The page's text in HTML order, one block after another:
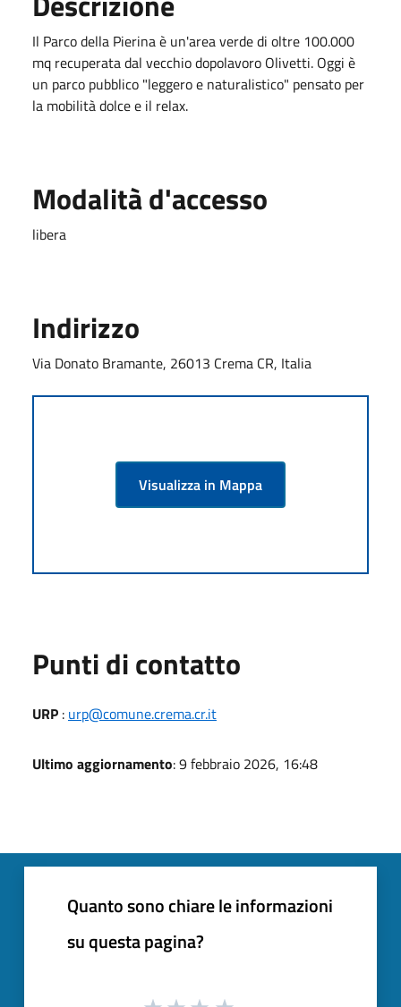
Il Parco della Pierina è un'area verde di oltre 100.000
mq recuperata dal vecchio dopolavoro Olivetti. Oggi è
un parco pubblico "leggero e naturalistico" pensato per
la mobilità dolce e il relax.
Modalità d'accesso
libera
Indirizzo
Via Donato Bramante, 26013 Crema CR, Italia
Visualizza in Mappa
Punti di contatto
URP : urp@comune.crema.cr.it
Ultimo aggiornamento: 9 febbraio 2026, 16:48
Quanto sono chiare le informazioni
su questa pagina?